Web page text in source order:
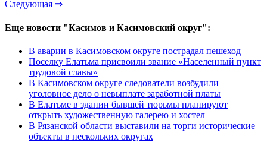
Следующая ⇒
Еще новости "Касимов и Касимовский округ":
В аварии в Касимовском округе пострадал пешеход
Поселку Елатьма присвоили звание «Населенный пункт
трудовой славы»
В Касимовском округе следователи возбудили
уголовное дело о невыплате заработной платы
В Елатьме в здании бывшей тюрьмы планируют
открыть художественную галерею и хостел
В Рязанской области выставили на торги исторические
объекты в нескольких округах